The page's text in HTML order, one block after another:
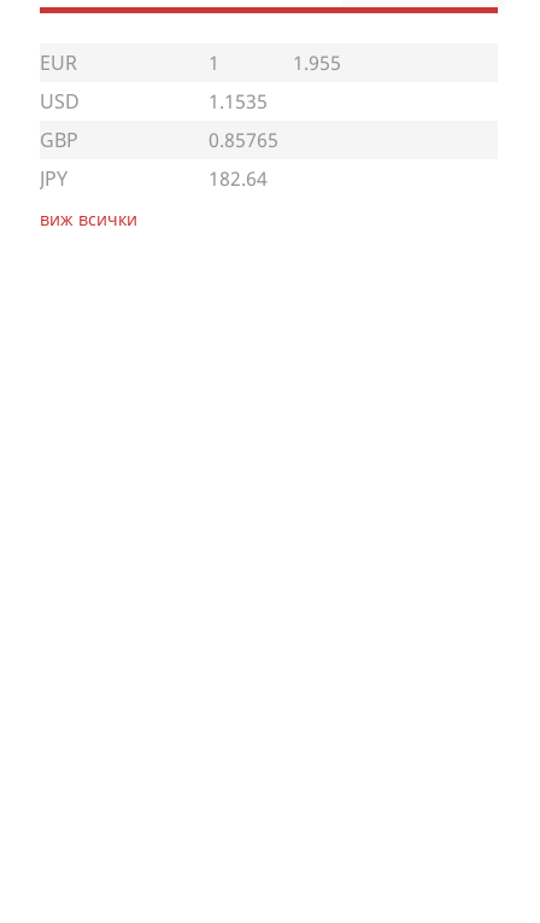
EUR 1
1.955
USD
1.1535
GBP
0.85765
JPY
182.64
виж всички